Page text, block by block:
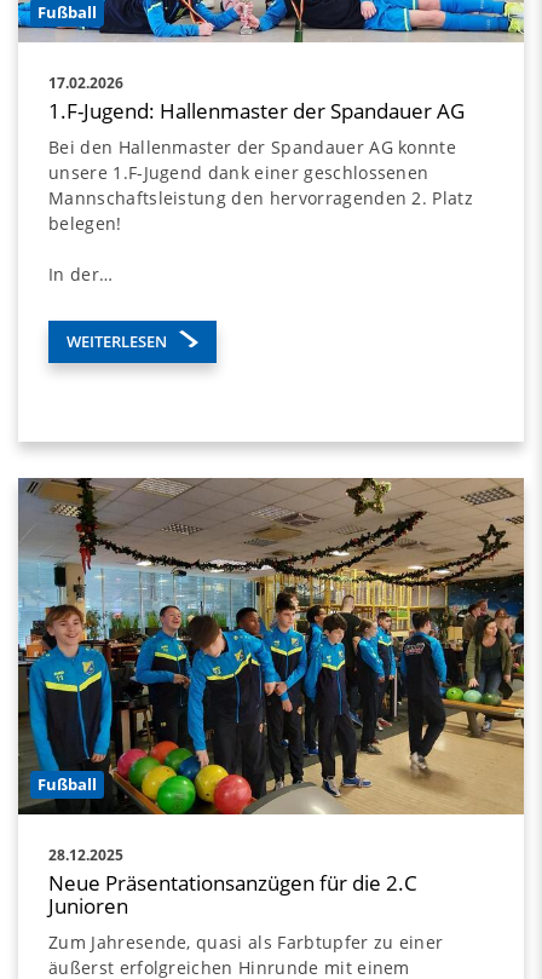
Fußball
17.02.2026
1.F-Jugend: Hallenmaster der Spandauer AG
Bei den Hallenmaster der Spandauer AG konnte
unsere 1.F-Jugend dank einer geschlossenen
Mannschaftsleistung den hervorragenden 2. Platz
belegen!
In der…
WEITERLESEN
Fußball
28.12.2025
Neue Präsentationsanzügen für die 2.C
Junioren
Zum Jahresende, quasi als Farbtupfer zu einer
äußerst erfolgreichen Hinrunde mit einem